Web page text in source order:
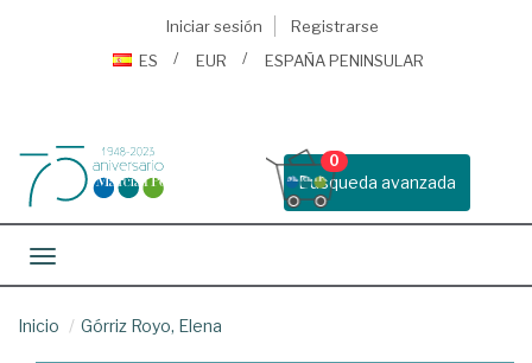
Iniciar sesión
Registrarse
ES
EUR ESPAÑA PENINSULAR
Busqueda avanzada
0
Toggle navigation
Inicio Górriz Royo, Elena